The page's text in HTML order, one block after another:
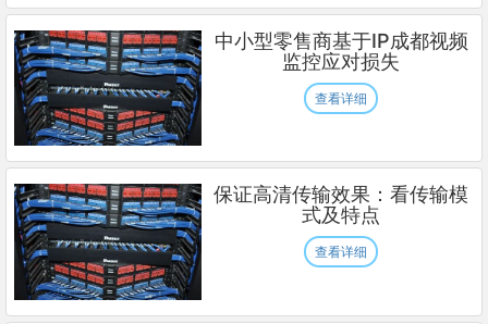
中小型零售商基于IP成都视频
监控应对损失
查看详细
保证高清传输效果：看传输模
式及特点
查看详细